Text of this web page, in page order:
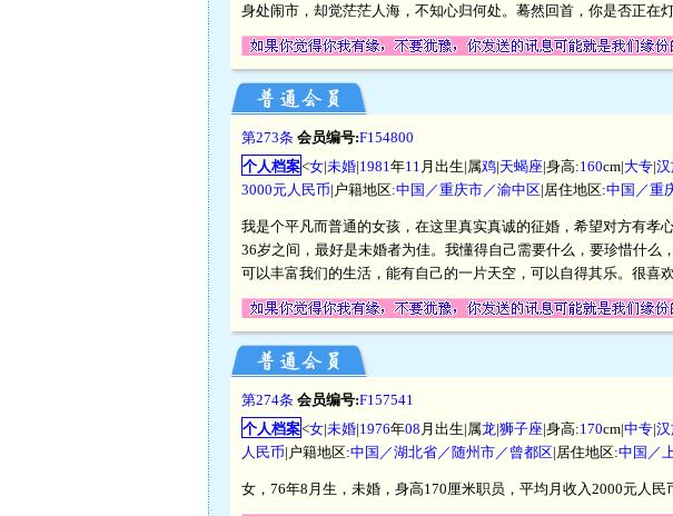
身处闹市，却觉茫茫人海，不知心归何处。蓦然回首，你是否正在
第273条 会员编号:F154800
个人档案<女|未婚|1981 年11 月出生|属鸡|天蝎座|身高:160cm|大专|
3000元人民币|户籍地区:中国／重庆市／渝中区|居住地区:中国／重
我是个平凡而普通的女孩，在这里真实真诚的征婚，希望对方有孝
36岁之间，最好是未婚者为佳。我懂得自己需要什么，要珍惜什么
可以丰富我们的生活，能有自己的一片天空，可以自得其乐。很
第274条 会员编号:F157541
个人档案<女|未婚|1976年08 月出生|属龙|狮子座|身高:170cm|中专|
人民币|户籍地区:中国／湖北省／随州市／曾都区|居住地区:中国／
女，76年8月生，未婚，身高170厘米职员，平均月收入2000元人